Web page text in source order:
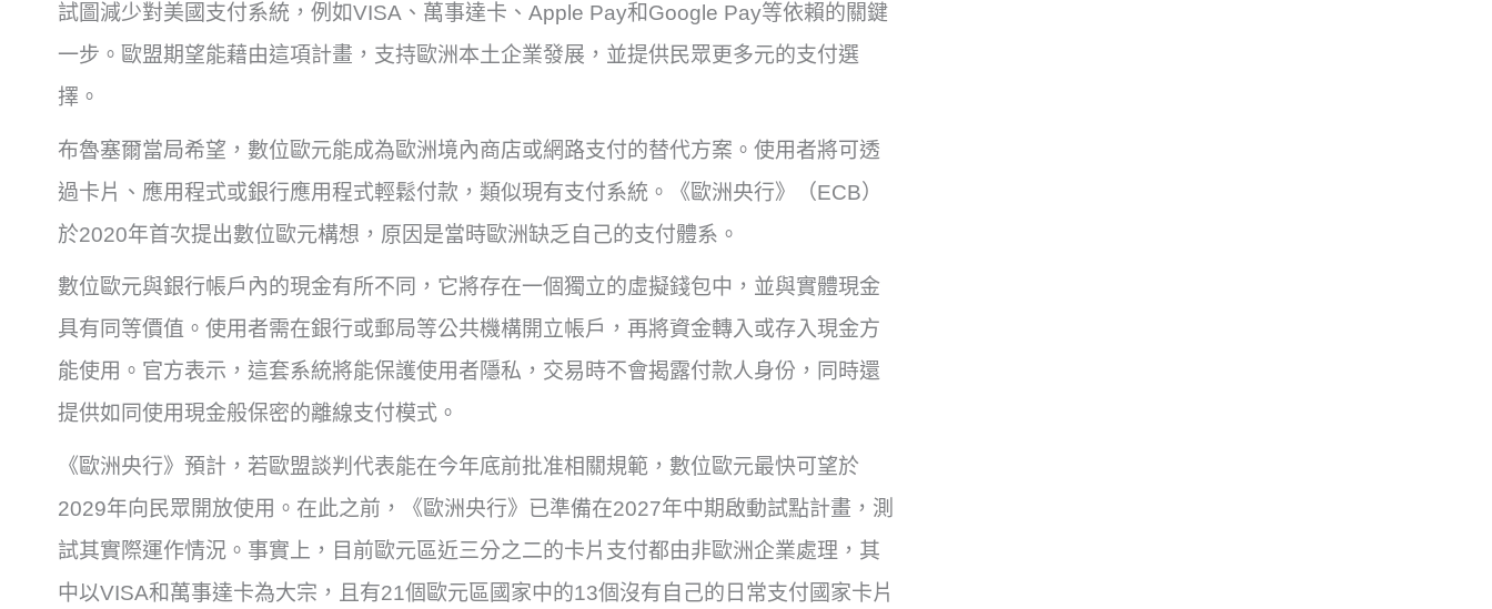
試圖減少對美國支付系統，例如VISA、萬事達卡、Apple Pay和Google Pay等依賴的關鍵
一步。歐盟期望能藉由這項計畫，支持歐洲本土企業發展，並提供民眾更多元的支付選
擇。
布魯塞爾當局希望，數位歐元能成為歐洲境內商店或網路支付的替代方案。使用者將可透
過卡片、應用程式或銀行應用程式輕鬆付款，類似現有支付系統。《歐洲央行》（ECB）
於2020年首次提出數位歐元構想，原因是當時歐洲缺乏自己的支付體系。
數位歐元與銀行帳戶內的現金有所不同，它將存在一個獨立的虛擬錢包中，並與實體現金
具有同等價值。使用者需在銀行或郵局等公共機構開立帳戶，再將資金轉入或存入現金方
能使用。官方表示，這套系統將能保護使用者隱私，交易時不會揭露付款人身份，同時還
提供如同使用現金般保密的離線支付模式。
《歐洲央行》預計，若歐盟談判代表能在今年底前批准相關規範，數位歐元最快可望於
2029年向民眾開放使用。在此之前，《歐洲央行》已準備在2027年中期啟動試點計畫，測
試其實際運作情況。事實上，目前歐元區近三分之二的卡片支付都由非歐洲企業處理，其
中以VISA和萬事達卡為大宗，且有21個歐元區國家中的13個沒有自己的日常支付國家卡片